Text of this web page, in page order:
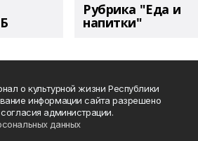
Рубрика "Еда и
напитки"
о культурной жизни Республики
информации сайта разрешено
администрации.
данных